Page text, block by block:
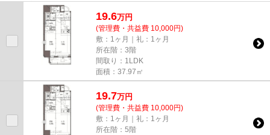
ンタイプになります。できるだ...
19.6万円
(管理費・共益費 10,000円)
敷：1ヶ月｜礼：1ヶ月
所在階：3階
間取り：1LDK
面積：37.97㎡
19.7万円
(管理費・共益費 10,000円)
敷：1ヶ月｜礼：1ヶ月
所在階：5階